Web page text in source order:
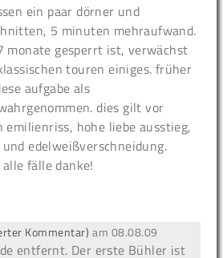
ein paar dörner und
5 minuten mehraufwand.
monate gesperrt ist, verwächst
touren einiges. früher
aufgabe als
dies gilt vor
hohe liebe ausstieg,
edelweißverschneidung.
fälle danke!
Kommentar) am 08.08.09
entfernt. Der erste Bühler ist